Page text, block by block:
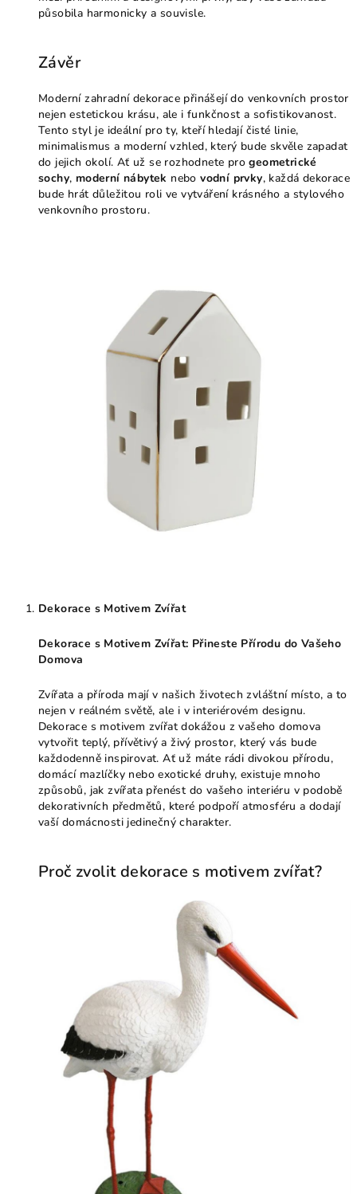
působila harmonicky a souvisle.
Závěr
Moderní zahradní dekorace přinášejí do venkovních prostor
nejen estetickou krásu, ale i funkčnost a sofistikovanost.
Tento styl je ideální pro ty, kteří hledají čisté linie,
minimalismus a moderní vzhled, který bude skvěle zapadat
do jejich okolí. Ať už se rozhodnete progeometrické
sochy, moderní nábytek nebovodní prvky, každá dekorace
bude hrát důležitou roli ve vytváření krásného a stylového
venkovního prostoru.
Dekorace s Motivem Zvířat
Dekorace s Motivem Zvířat: Přineste Přírodu do Vašeho
Domova
Zvířata a příroda mají v našich životech zvláštní místo, a to
nejen v reálném světě, ale i v interiérovém designu.
Dekorace s motivem zvířat dokážou z vašeho domova
vytvořit teplý, přívětivý a živý prostor, který vás bude
každodenně inspirovat. Ať už máte rádi divokou přírodu,
domácí mazlíčky nebo exotické druhy, existuje mnoho
způsobů, jak zvířata přenést do vašeho interiéru v podobě
dekorativních předmětů, které podpoří atmosféru a dodají
vaší domácnosti jedinečný charakter.
Proč zvolit dekorace s motivem zvířat?